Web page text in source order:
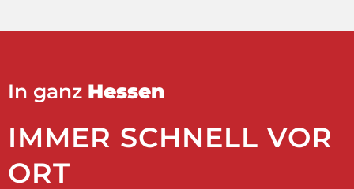
In ganz Hessen
IMMER SCHNELL VOR
ORT